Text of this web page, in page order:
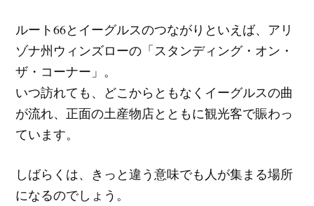
ルート66とイーグルスのつながりといえば、アリ
ゾナ州ウィンズローの「スタンディング・オン・
ザ・コーナー」。
いつ訪れても、どこからともなくイーグルスの曲
が流れ、正面の土産物店とともに観光客で賑わっ
ています。
しばらくは、きっと違う意味でも人が集まる場所
になるのでしょう。